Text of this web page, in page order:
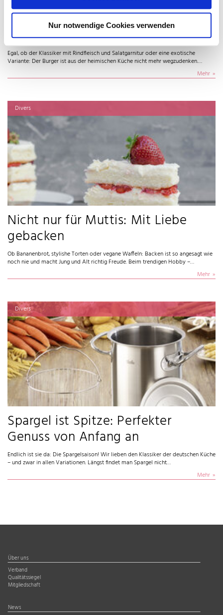
Nur notwendige Cookies verwenden
Stilecht: Alles für den perfekten
Burger
Egal, ob der Klassiker mit Rindfleisch und Salatgarnitur oder eine exotische
Variante: Der Burger ist aus der heimischen Küche nicht mehr wegzudenken.…
Mehr
Divers
Nicht nur für Muttis: Mit Liebe
gebacken
Ob Bananenbrot, stylishe Torten oder vegane Waffeln: Backen ist so angesagt wie
noch nie und macht Jung und Alt richtig Freude. Beim trendigen Hobby –…
Mehr
Divers
Spargel ist Spitze: Perfekter
Genuss von Anfang an
Endlich ist sie da: Die Spargelsaison! Wir lieben den Klassiker der deutschen Küche
– und zwar in allen Variationen. Längst findet man Spargel nicht…
Mehr
Über uns
Verband
Qualitätssiegel
Mitgliedschaft
News